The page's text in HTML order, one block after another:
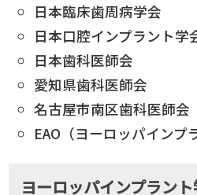
日本臨床歯周病学会
日本口腔インプラント学
日本歯科医師会
愛知県歯科医師会
名古屋市南区歯科医師会
EAO（ヨーロッパインプ
ヨーロッパインプラン